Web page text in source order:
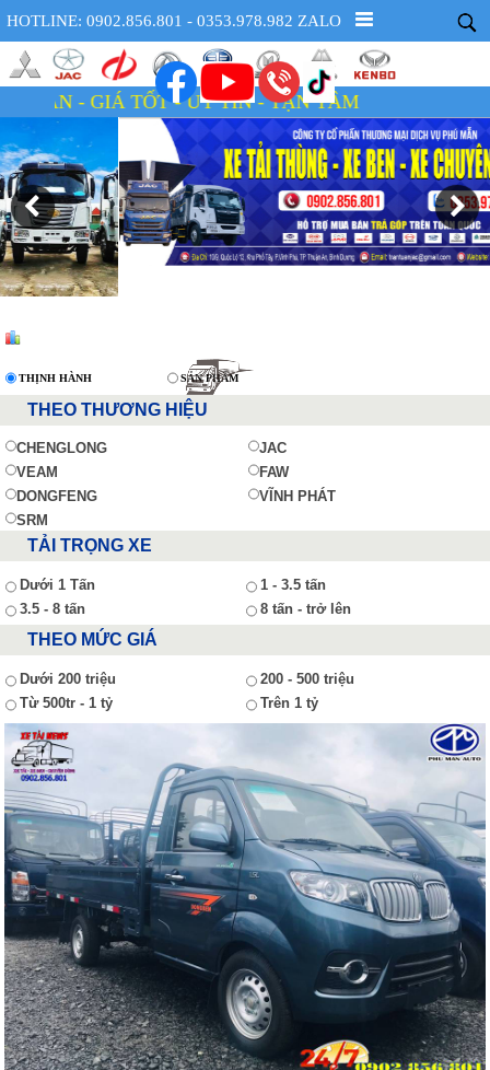
HOTLINE: 0902.856.801 - 0353.978.982 ZALO
TỐT - UY TÍN - TẬN TÂM
THỊNH HÀNH SẢN PHẨM
THEO THƯƠNG HIỆU
CHENGLONG
JAC
VEAM
FAW
DONGFENG
VĨNH PHÁT
SRM
TẢI TRỌNG XE
Dưới 1 Tấn
1 - 3.5 tấn
3.5 - 8 tấn
8 tấn - trở lên
THEO MỨC GIÁ
Dưới 200 triệu
200 - 500 triệu
Từ 500tr - 1 tỷ
Trên 1 tỷ